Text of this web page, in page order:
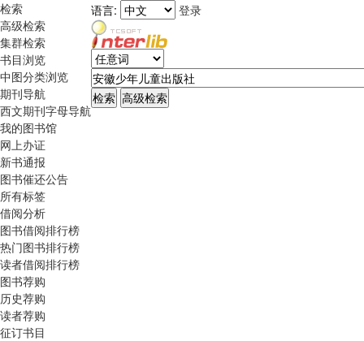
检索
高级检索
集群检索
书目浏览
中图分类浏览
期刊导航
西文期刊字母导航
我的图书馆
网上办证
新书通报
图书催还公告
所有标签
借阅分析
图书借阅排行榜
热门图书排行榜
读者借阅排行榜
图书荐购
历史荐购
读者荐购
征订书目
语言: 登录